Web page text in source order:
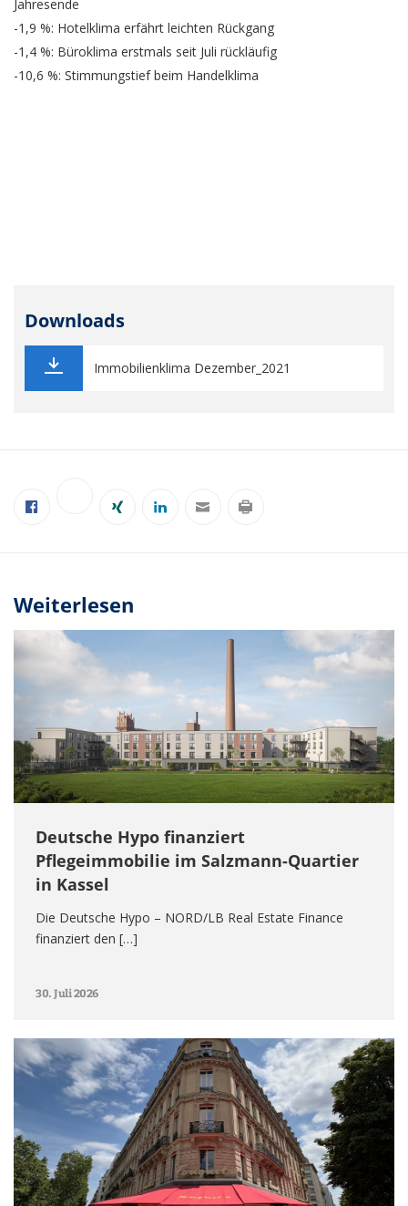
Jahresende
-1,9 %: Hotelklima erfährt leichten Rückgang
-1,4 %: Büroklima erstmals seit Juli rückläufig
-10,6 %: Stimmungstief beim Handelklima
Downloads
Immobilienklima Dezember_2021
Weiterlesen
Deutsche Hypo finanziert
Pflegeimmobilie im Salzmann-Quartier
in Kassel
Die Deutsche Hypo – NORD/LB Real Estate Finance
finanziert den […]
30. Juli 2026